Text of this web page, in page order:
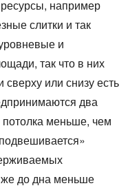
например
слитки и так
и
так что в них
сверху или снизу есть
два
меньше, чем
до дна меньше